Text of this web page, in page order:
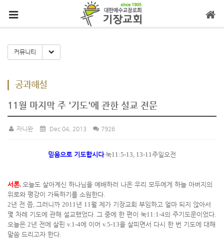
커뮤니티 Toggle Dropdown
공과해설
11월 마지막 주 '기도'에 관한 설교 전문
자니완 Dec 04, 2013 7926
믿음으로 기도합시다 눅11:5-13, 13-11주일오전
서론. 오늘도 살아계신 하나님을 예배하러 나온 우리 모두에게 하늘 아버지의
위로와 평강이 가득하기를 소원한다.
2년 전 쯤, 그러니까 2011년 11월 제가 기장교회 부임하고 얼마 되지 않아서
몇 차례 기도에 관해 설교했었다. 그 중에 한 편이 눅11:1-4의 주기도문이었다.
오늘은 2년 전에 살핀 v.1-4에 이어 v.5-13을 살피면서 다시 한 번 기도에 대해
말씀 드리고자 한다.